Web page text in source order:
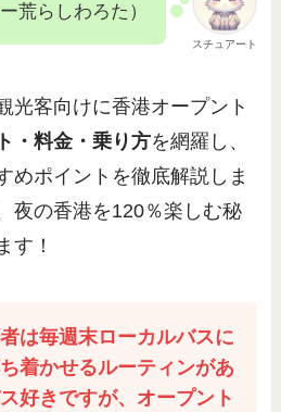
スチュアート
荒らしわろた）
光客向けに香港オープント
・料金・乗り方を網羅し、
めポイントを徹底解説しま
夜の香港を120％楽しむ秘
す！
は毎週末ローカルバスに
着かせるルーティンがあ
好きですが、オープント